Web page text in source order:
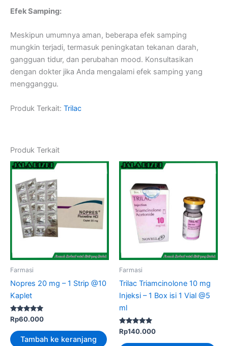
Efek Samping:
Meskipun umumnya aman, beberapa efek samping
mungkin terjadi, termasuk peningkatan tekanan darah,
gangguan tidur, dan perubahan mood. Konsultasikan
dengan dokter jika Anda mengalami efek samping yang
mengganggu.
Produk Terkait: Trilac
Produk Terkait
Farmasi
Nopres 20 mg – 1 Strip @10
Kaplet
Dinilai
5.00
dari 5
Rp60.000
Tambah ke keranjang
Farmasi
Trilac Triamcinolone 10 mg
Injeksi – 1 Box isi 1 Vial @5
ml
Dinilai
5.00
dari 5
Rp140.000